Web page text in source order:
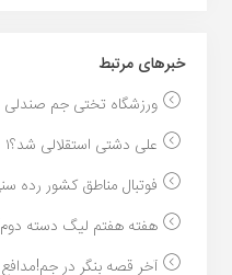
خبر‌های مرتبط
ورزشگاه تختی جم
علی دشتی استقلالی شد؟۱
فوتبال مناطق کشور رده
هفته هفتم لیگ دسته دوم/ ملوان
آخر قصه بنگر در